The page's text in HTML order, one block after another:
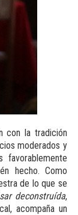
con la tradición
moderados y
hecho. Como
de lo que se
deconstruída,
acompaña un